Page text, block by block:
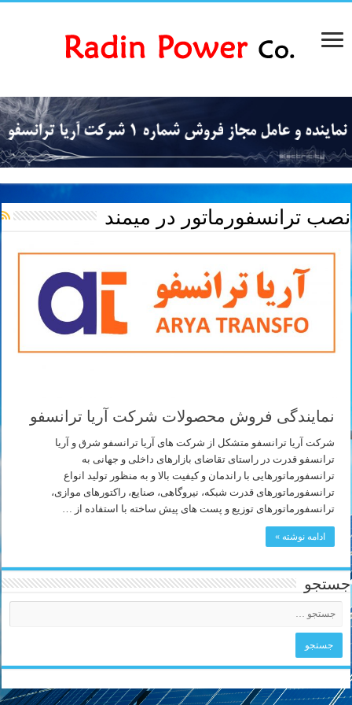
نصب ترانسفورماتور در میمند
نمایندگی فروش محصولات شرکت آریا ترانسفو
شرکت آریا ترانسفو متشکل از شرکت های آریا ترانسفو شرق و آریا
ترانسفو قدرت در راستای تقاضای بازارهای داخلی و جهانی به
ترانسفورماتورهایی با راندمان و کیفیت بالا و به منظور تولید انواع
ترانسفورماتورهای قدرت شبکه، نیروگاهی، صنایع، راکتورهای موازی،
ترانسفورماتورهای توزیع و پست های پیش ساخته با استفاده از …
ادامه نوشته »
جستجو